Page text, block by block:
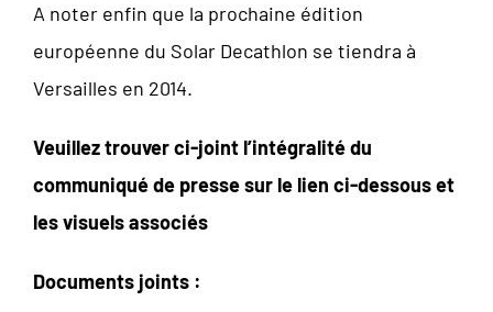
A noter enfin que la prochaine édition
européenne du Solar Decathlon se tiendra à
Versailles en 2014.
Veuillez trouver ci-joint l’intégralité du
communiqué de presse sur le lien ci-dessous et
les visuels associés
Documents joints :